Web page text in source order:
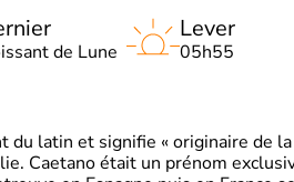
de Lune
Lever
05h55
du latin et signifie « originaire de
Caetano était un prénom